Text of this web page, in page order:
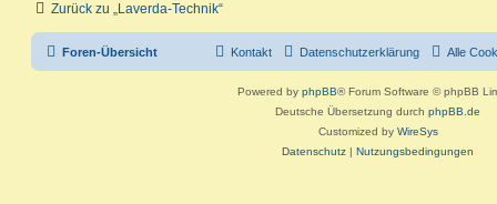
Zurück zu „Laverda-Technik“
Foren-Übersicht Alle
Datenschutzerklärung
Kontakt
Powered by phpBB® Forum Software © phpBB
Deutsche Übersetzung durch phpBB.de
Customized by WireSys
Datenschutz | Nutzungsbedingungen